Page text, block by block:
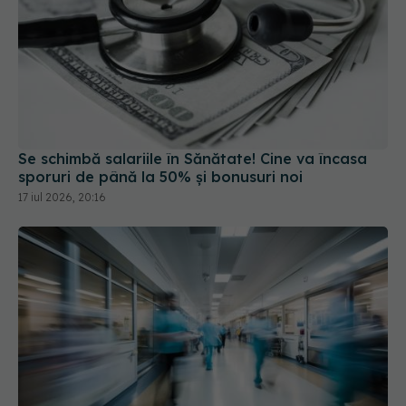
Se schimbă salariile în Sănătate! Cine va încasa
sporuri de până la 50% și bonusuri noi
17 iul 2026, 20:16